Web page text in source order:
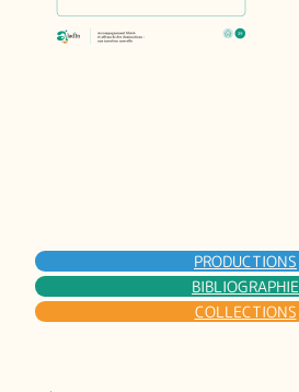
PRODUCTIONS
BIBLIOGRAPHIE
COLLECTIONS